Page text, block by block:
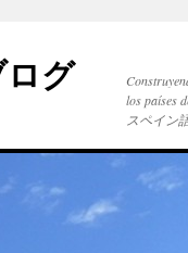
グ
los países
スペイン